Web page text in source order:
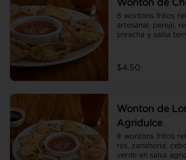
Wonton de
8 wontons fritos
artesanal, perejil,
sriracha y salsa
$4.50
Wonton de
Agridulce
8 wontons fritos
res, zanahoria,
verde en salsa